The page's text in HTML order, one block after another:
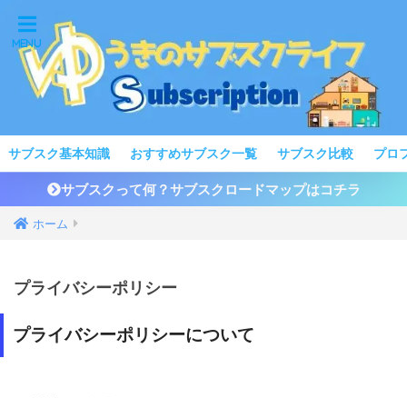
サブスク基本知識 おすすめサブスク一覧 サブスク比較 プロ
サブスクって何？サブスクロードマップはコチラ
ホーム
プライバシーポリシー
プライバシーポリシーについて